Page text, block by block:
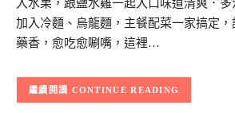
入水果，跟鹽水雞一起入口味道清爽．
加入冷麵、烏龍麵，主餐配菜一家搞定
藥香，愈吃愈唰嘴，這裡…
CONTINUE READING